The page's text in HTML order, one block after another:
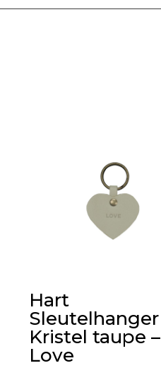
Hart
Sleutelhanger
Kristel taupe –
Love